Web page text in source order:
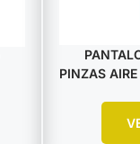
PINZAS